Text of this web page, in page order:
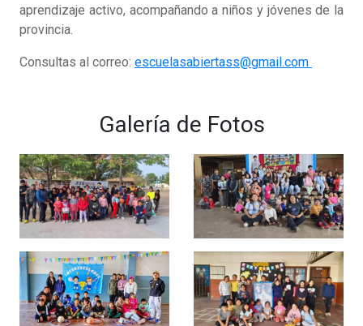
aprendizaje activo, acompañando a niños y jóvenes de la
provincia.
Consultas al correo: escuelasabiertass@gmail.com
Galería de Fotos